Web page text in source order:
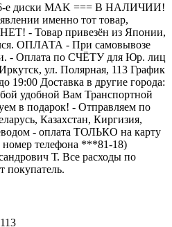
е диски MAK === B НАЛИЧИИ!
именно тот товар,
- Товар привезён из Японии,
ОПЛАТА - При самовывозе
- Оплата по СЧЁТУ для Юр. лиц
ул. Полярная, 113 График
19:00 Доставка в другие города:
удобной Вам Транспортной
в подарок! - Отправляем по
Казахстан, Киргизия,
- оплата ТОЛЬКО на карту
телефона ***81-18)
Т. Все расходы по
покупатель.